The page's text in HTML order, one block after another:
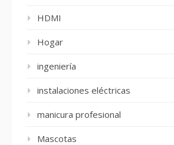
HDMI
Hogar
ingeniería
instalaciones eléctricas
manicura profesional
Mascotas